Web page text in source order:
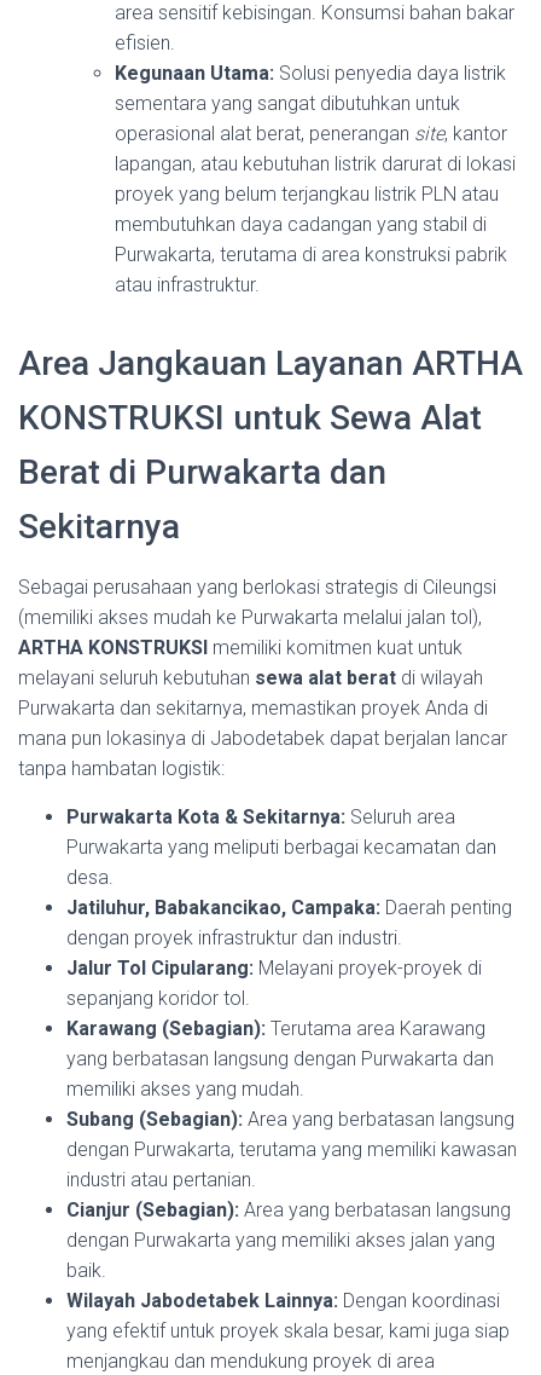
area sensitif kebisingan. Konsumsi bahan bakar
efisien.
Kegunaan Utama: Solusi penyedia daya listrik
sementara yang sangat dibutuhkan untuk
operasional alat berat, penerangan site, kantor
lapangan, atau kebutuhan listrik darurat di lokasi
proyek yang belum terjangkau listrik PLN atau
membutuhkan daya cadangan yang stabil di
Purwakarta, terutama di area konstruksi pabrik
atau infrastruktur.
Area Jangkauan Layanan ARTHA
KONSTRUKSI untuk Sewa Alat
Berat di Purwakarta dan
Sekitarnya
Sebagai perusahaan yang berlokasi strategis di Cileungsi
(memiliki akses mudah ke Purwakarta melalui jalan tol),
ARTHA KONSTRUKSI memiliki komitmen kuat untuk
melayani seluruh kebutuhan sewa alat berat di wilayah
Purwakarta dan sekitarnya, memastikan proyek Anda di
mana pun lokasinya di Jabodetabek dapat berjalan lancar
tanpa hambatan logistik:
Purwakarta Kota & Sekitarnya: Seluruh area
Purwakarta yang meliputi berbagai kecamatan dan
desa.
Jatiluhur, Babakancikao, Campaka: Daerah penting
dengan proyek infrastruktur dan industri.
Jalur Tol Cipularang: Melayani proyek-proyek di
sepanjang koridor tol.
Karawang (Sebagian): Terutama area Karawang
yang berbatasan langsung dengan Purwakarta dan
memiliki akses yang mudah.
Subang (Sebagian): Area yang berbatasan langsung
dengan Purwakarta, terutama yang memiliki kawasan
industri atau pertanian.
Cianjur (Sebagian): Area yang berbatasan langsung
dengan Purwakarta yang memiliki akses jalan yang
baik.
Wilayah Jabodetabek Lainnya: Dengan koordinasi
yang efektif untuk proyek skala besar, kami juga siap
menjangkau dan mendukung proyek di area